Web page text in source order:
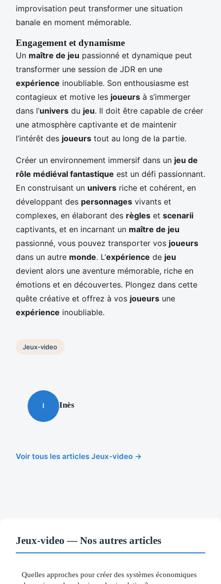
improvisation peut transformer une situation
banale en moment mémorable.
Engagement et dynamisme
Un maître de jeu passionné et dynamique peut
transformer une session de JDR en une
expérience inoubliable. Son enthousiasme est
contagieux et motive les joueurs à s’immerger
dans l’univers du jeu. Il doit être capable de créer
une atmosphère captivante et de maintenir
l’intérêt des joueurs tout au long de la partie.
Créer un environnement immersif dans un jeu de
rôle médiéval fantastique est un défi passionnant.
En construisant un univers riche et cohérent, en
développant des personnages vivants et
complexes, en élaborant des règles et scenarii
captivants, et en incarnant un maître de jeu
passionné, vous pouvez transporter vos joueurs
dans un autre monde. L’expérience de jeu
devient alors une aventure mémorable, riche en
émotions et en découvertes. Plongez dans cette
quête créative et offrez à vos joueurs une
expérience inoubliable.
Jeux-video
I Inès
Voir tous les articles Jeux-video →
Jeux-video — Nos autres articles
Quelles approches pour créer des systèmes économiques